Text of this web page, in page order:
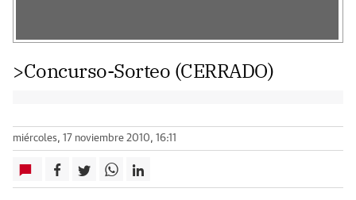
>Concurso-Sorteo (CERRADO)
miércoles, 17 noviembre 2010, 16:11